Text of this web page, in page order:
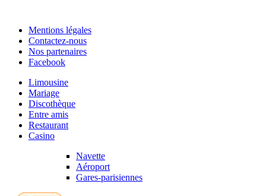
Mentions légales
Contactez-nous
Nos partenaires
Facebook
Limousine
Mariage
Discothèque
Entre amis
Restaurant
Casino
Navette
Aéroport
Gares-parisiennes